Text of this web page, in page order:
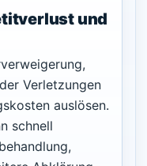
und
Verletzungen
auslösen.
schnell